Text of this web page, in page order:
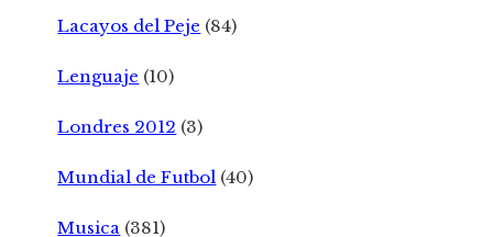
Lacayos del Peje (84)
Lenguaje (10)
Londres 2012 (3)
Mundial de Futbol (40)
Musica (381)